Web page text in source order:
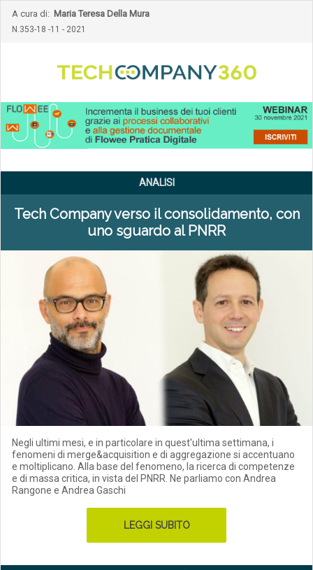
A cura di: Maria Teresa Della Mura
N.353-18 -11 - 2021
ANALISI
Tech Company verso il consolidamento, con
uno sguardo al PNRR
Negli ultimi mesi, e in particolare in quest'ultima settimana, i
fenomeni di merge&acquisition e di aggregazione si accentuano
e moltiplicano. Alla base del fenomeno, la ricerca di competenze
e di massa critica, in vista del PNRR. Ne parliamo con Andrea
Rangone e Andrea Gaschi
LEGGI SUBITO